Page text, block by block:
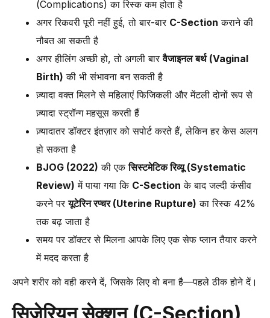
(Complications) का रिस्क कम होता है
अगर रिकवरी पूरी नहीं हुई, तो बार-बार C-Section कराने की
नौबत आ सकती है
अगर हीलिंग अच्छी हो, तो अगली बारवैजाइनल बर्थ (Vaginal
Birth) की भी संभावना बन सकती है
ज़्यादा वक्त मिलने से महिलाएं फिजिकली और मेंटली दोनों रूप से
ज़्यादा स्ट्रॉन्ग महसूस करती हैं
ज़्यादातर डॉक्टर इंतज़ार को सपोर्ट करते हैं, लेकिन हर केस अलग
हो सकता है
BJOG (2022) की एकसिस्टमेटिक रिव्यू (Systematic
Review) में पाया गया कि C-Section के बाद जल्दी कंसीव
करने परयूटेरिन रप्चर (Uterine Rupture) का रिस्क 42%
तक बढ़ जाता है
समय पर डॉक्टर से मिलना आपके लिए एक सेफ प्लान तैयार करने
में मदद करता है
अपने शरीर को वही करने दें, जिसके लिए वो बना है—पहले ठीक होने दें।